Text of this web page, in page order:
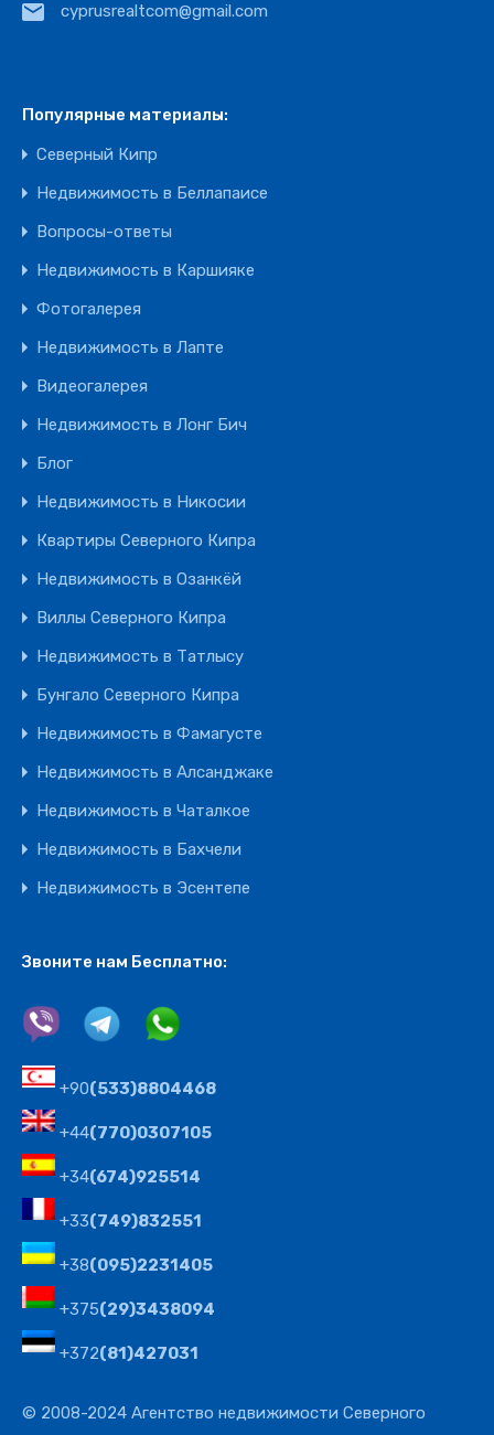
cyprusrealtcom@gmail.com
Популярные материалы:
Северный Кипр
Недвижимость в Беллапаисе
Вопросы-ответы
Недвижимость в Каршияке
Фотогалерея
Недвижимость в Лапте
Видеогалерея
Недвижимость в Лонг Бич
Блог
Недвижимость в Никосии
Квартиры Северного Кипра
Недвижимость в Озанкёй
Виллы Северного Кипра
Недвижимость в Татлысу
Бунгало Северного Кипра
Недвижимость в Фамагусте
Недвижимость в Алсанджаке
Недвижимость в Чаталкое
Недвижимость в Бахчели
Недвижимость в Эсентепе
Звоните нам Бесплатно:
+90(533)8804468
+44(770)0307105
+34(674)925514
+33(749)832551
+38(095)2231405
+375(29)3438094
+372(81)427031
© 2008-2024 Агентство недвижимости Северного